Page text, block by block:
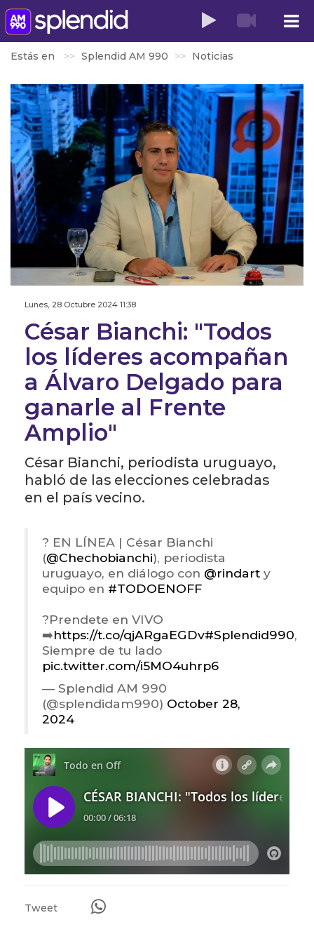
Estás en Splendid AM 990 Noticias
Lunes, 28 Octubre 2024 11:38
César Bianchi: "Todos
los líderes acompañan
a Álvaro Delgado para
ganarle al Frente
Amplio"
César Bianchi, periodista uruguayo,
habló de las elecciones celebradas
en el país vecino.
? EN LÍNEA | César Bianchi
(@Chechobianchi), periodista
uruguayo, en diálogo con @rindart y
equipo en #TODOENOFF
?Prendete en VIVO
➡️https://t.co/qjARgaEGDv#Splendid990,
Siempre de tu lado
pic.twitter.com/i5MO4uhrp6
— Splendid AM 990
(@splendidam990) October 28,
2024
Tweet